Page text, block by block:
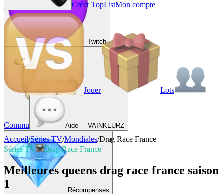
Twitch
VAINKEURZ
Récompenses
Créer TopListMon compte
Jouer Lots
Commu Aide
Accueil/Séries TV/Mondiales/Drag Race France
Séries TV
Drag Race France
Meilleures queens drag race france saison
1